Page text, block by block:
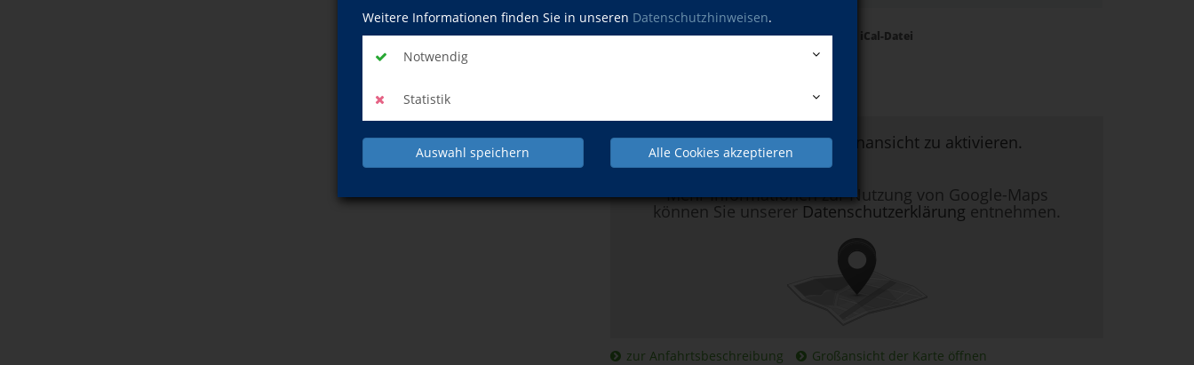
Weitere Informationen finden Sie in unseren Datenschutzhinweisen.
Notwendig
Statistik
Auswahl speichern Alle Cookies akzeptieren
Kursdetails drucken Termine als iCal-Datei
Hier klicken, um Kartenansicht zu aktivieren.
Mehr Informationen zur Nutzung von Google-Maps
können Sie unserer Datenschutzerklärung entnehmen.
zur Anfahrtsbeschreibung Großansicht der Karte öffnen